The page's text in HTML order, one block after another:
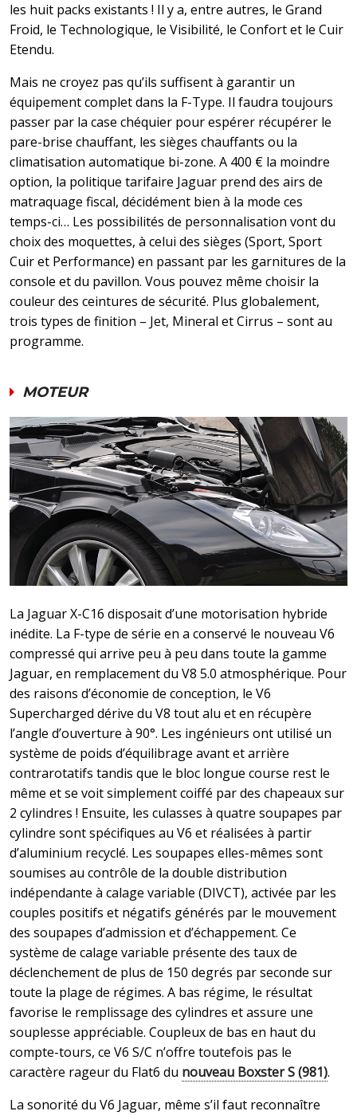
les huit packs existants ! Il y a, entre autres, le Grand
Froid, le Technologique, le Visibilité, le Confort et le Cuir
Etendu.
Mais ne croyez pas qu’ils suffisent à garantir un
équipement complet dans la F-Type. Il faudra toujours
passer par la case chéquier pour espérer récupérer le
pare-brise chauffant, les sièges chauffants ou la
climatisation automatique bi-zone. A 400 € la moindre
option, la politique tarifaire Jaguar prend des airs de
matraquage fiscal, décidément bien à la mode ces
temps-ci… Les possibilités de personnalisation vont du
choix des moquettes, à celui des sièges (Sport, Sport
Cuir et Performance) en passant par les garnitures de la
console et du pavillon. Vous pouvez même choisir la
couleur des ceintures de sécurité. Plus globalement,
trois types de finition – Jet, Mineral et Cirrus – sont au
programme.
MOTEUR
La Jaguar X-C16 disposait d’une motorisation hybride
inédite. La F-type de série en a conservé le nouveau V6
compressé qui arrive peu à peu dans toute la gamme
Jaguar, en remplacement du V8 5.0 atmosphérique. Pour
des raisons d’économie de conception, le V6
Supercharged dérive du V8 tout alu et en récupère
l’angle d’ouverture à 90°. Les ingénieurs ont utilisé un
système de poids d’équilibrage avant et arrière
contrarotatifs tandis que le bloc longue course rest le
même et se voit simplement coiffé par des chapeaux sur
2 cylindres ! Ensuite, les culasses à quatre soupapes par
cylindre sont spécifiques au V6 et réalisées à partir
d’aluminium recyclé. Les soupapes elles-mêmes sont
soumises au contrôle de la double distribution
indépendante à calage variable (DIVCT), activée par les
couples positifs et négatifs générés par le mouvement
des soupapes d’admission et d’échappement. Ce
système de calage variable présente des taux de
déclenchement de plus de 150 degrés par seconde sur
toute la plage de régimes. A bas régime, le résultat
favorise le remplissage des cylindres et assure une
souplesse appréciable. Coupleux de bas en haut du
compte-tours, ce V6 S/C n’offre toutefois pas le
caractère rageur du Flat6 du nouveau Boxster S (981).
La sonorité du V6 Jaguar, même s’il faut reconnaître